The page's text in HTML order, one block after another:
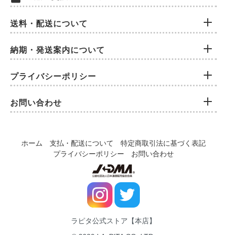
送料・配送について
納期・発送案内について
プライバシーポリシー
お問い合わせ
ホーム 支払・配送について
特定商取引法に基づく表記
プライバシーポリシー
お問い合わせ
ラピタ公式ストア【本店】